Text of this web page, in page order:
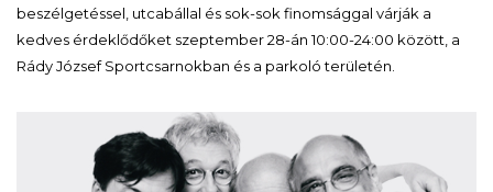
beszélgetéssel, utcabállal és sok-sok finomsággal várják a
kedves érdeklődőket szeptember 28-án 10:00-24:00 között, a
Rády József Sportcsarnokban és a parkoló területén.